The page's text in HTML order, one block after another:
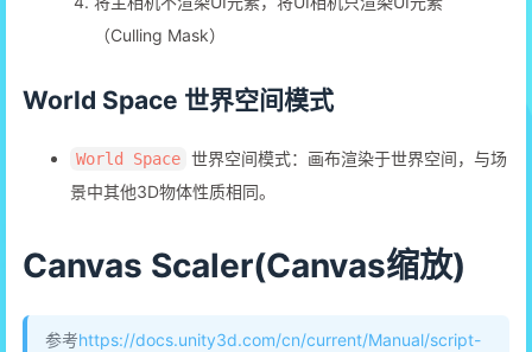
（Culling Mask）
World Space 世界空间模式
World Space 世界空间模式：画布渲染于世界空间，与场
景中其他3D物体性质相同。
Canvas Scaler(Canvas缩放)
参考https://docs.unity3d.com/cn/current/Manual/script-